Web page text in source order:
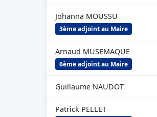
Johanna MOUSSU
3ème adjoint au Maire
Arnaud MUSEMAQUE
6ème adjoint au Maire
Guillaume NAUDOT
Patrick PELLET